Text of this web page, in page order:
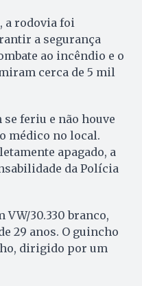
a rodovia foi
a segurança
ao incêndio e o
cerca de 5 mil
feriu e não houve
médico no local.
apagado, a
da Polícia
VW/30.330 branco,
29 anos. O guincho
dirigido por um